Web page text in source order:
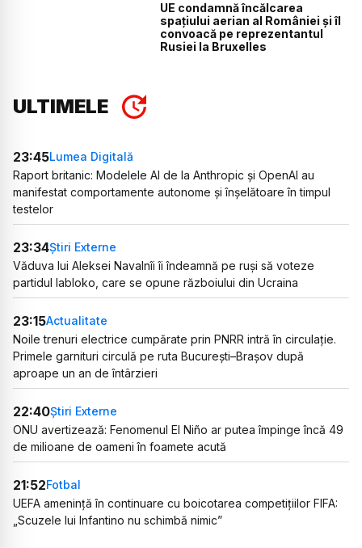
UE condamnă încălcarea
spațiului aerian al României și îl
convoacă pe reprezentantul
Rusiei la Bruxelles
ULTIMELE
23:45Lumea Digitală
Raport britanic: Modelele AI de la Anthropic și OpenAI au
manifestat comportamente autonome și înșelătoare în timpul
testelor
23:34Știri Externe
Văduva lui Aleksei Navalnîi îi îndeamnă pe ruși să voteze
partidul Iabloko, care se opune războiului din Ucraina
23:15Actualitate
Noile trenuri electrice cumpărate prin PNRR intră în circulație.
Primele garnituri circulă pe ruta București–Brașov după
aproape un an de întârzieri
22:40Știri Externe
ONU avertizează: Fenomenul El Niño ar putea împinge încă 49
de milioane de oameni în foamete acută
21:52Fotbal
UEFA amenință în continuare cu boicotarea competițiilor FIFA:
„Scuzele lui Infantino nu schimbă nimic”